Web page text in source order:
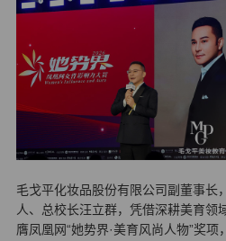
毛戈平化妆品股份有限公司副董事长
人、总校长汪立群，凭借深耕美育领
膺凤凰网“她势界·美育风尚人物”奖